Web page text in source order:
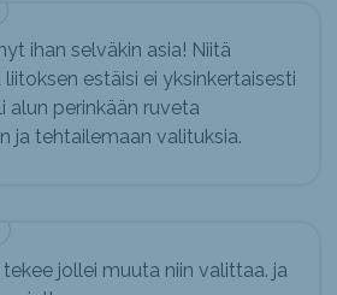
ihan selväkin asia! Niitä
estäisi ei yksinkertaisesti
alun perinkään ruveta
ja tehtailemaan valituksia.
jollei muuta niin valittaa. ja